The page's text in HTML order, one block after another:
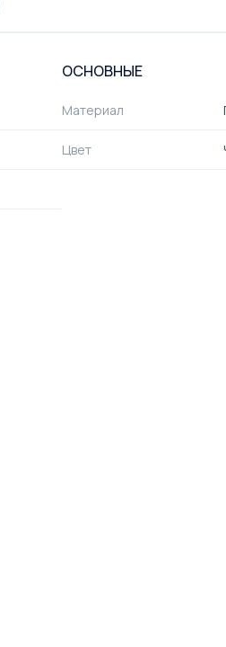
ОСНОВНЫЕ
Материал
Цвет